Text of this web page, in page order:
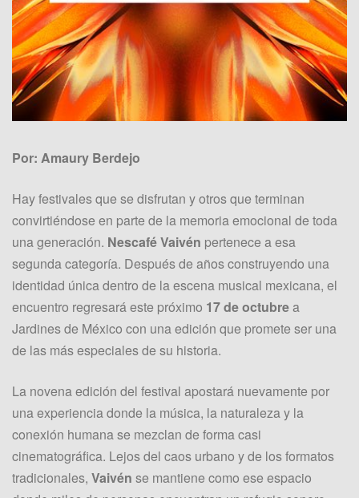
Por: Amaury Berdejo
Hay festivales que se disfrutan y otros que terminan
convirtiéndose en parte de la memoria emocional de toda
una generación. Nescafé Vaivén pertenece a esa
segunda categoría. Después de años construyendo una
identidad única dentro de la escena musical mexicana, el
encuentro regresará este próximo 17 de octubrea
Jardines de México con una edición que promete ser una
de las más especiales de su historia.
La novena edición del festival apostará nuevamente por
una experiencia donde la música, la naturaleza y la
conexión humana se mezclan de forma casi
cinematográfica. Lejos del caos urbano y de los formatos
tradicionales, Vaivén se mantiene como ese espacio